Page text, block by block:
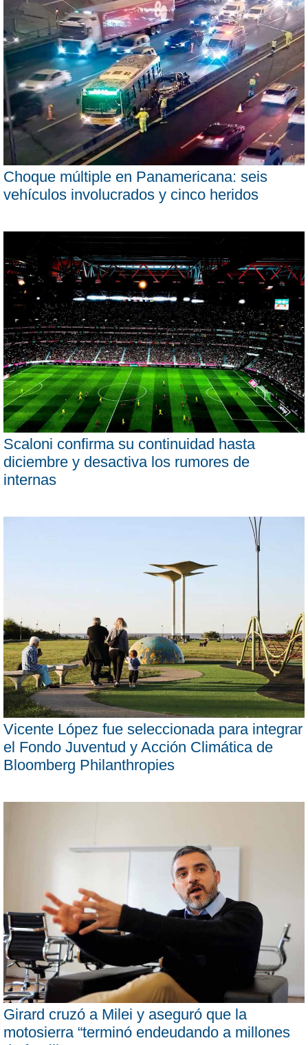
Choque múltiple en Panamericana: seis
vehículos involucrados y cinco heridos
Scaloni confirma su continuidad hasta
diciembre y desactiva los rumores de
internas
Vicente López fue seleccionada para integrar
el Fondo Juventud y Acción Climática de
Bloomberg Philanthropies
Girard cruzó a Milei y aseguró que la
motosierra “terminó endeudando a millones